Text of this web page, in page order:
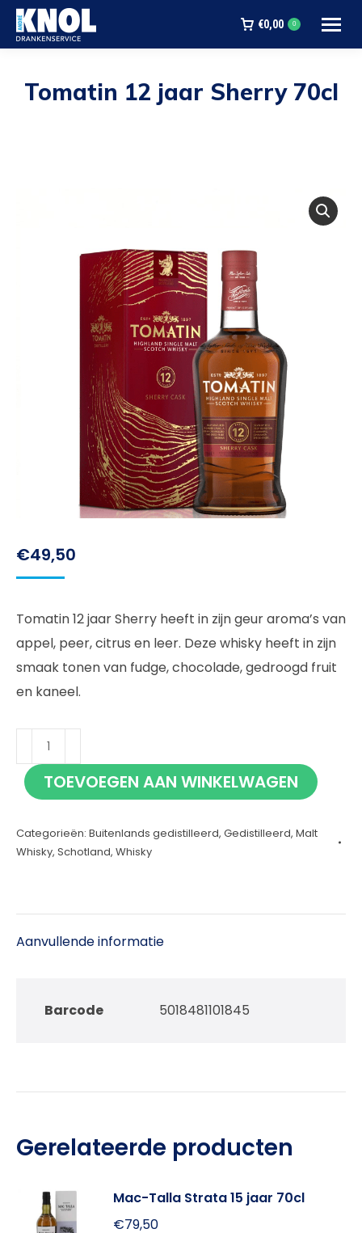
€0,00 0
Tomatin 12 jaar Sherry 70cl
€49,50
Tomatin 12 jaar Sherry heeft in zijn geur aroma’s van
appel, peer, citrus en leer. Deze whisky heeft in zijn
smaak tonen van fudge, chocolade, gedroogd fruit
en kaneel.
Tomatin
12
jaar
70cl
aantal
TOEVOEGEN AAN WINKELWAGEN
Categorieën: Buitenlands gedistilleerd, Gedistilleerd, Malt
Whisky, Schotland, Whisky
Aanvullende informatie
Barcode 5018481101845
Gerelateerde producten
Mac-Talla Strata 15 jaar 70cl
€79,50